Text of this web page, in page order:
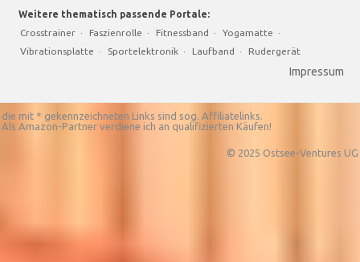
Weitere thematisch passende Portale:
Crosstrainer · Faszienrolle · Fitnessband · Yogamatte ·
Vibrationsplatte · Sportelektronik · Laufband · Rudergerät
Impressum
die mit * gekennzeichneten Links sind sog. Affiliatelinks.
Als Amazon-Partner verdiene ich an qualifizierten Käufen!
© 2025 Ostsee-Ventures UG